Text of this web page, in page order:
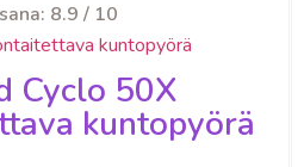
8.9 / 10
Cyclo 50X
kuntopyörä